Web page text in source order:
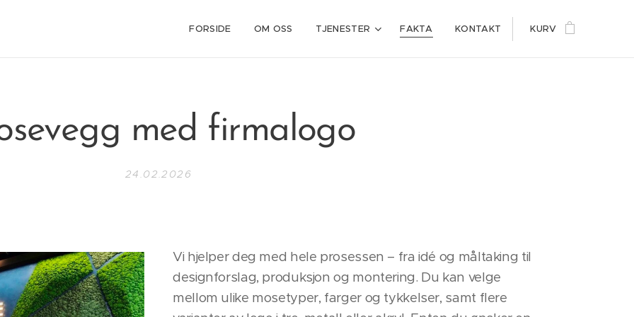
FORSIDE OM OSS TJENESTER FAKTA KONTAKT KURV
med firmalogo
24.02.2026
Vi hjelper deg med hele prosessen – fra idé og måltaking til
designforslag, produksjon og montering. Du kan velge
mellom ulike mosetyper, farger og tykkelser, samt flere